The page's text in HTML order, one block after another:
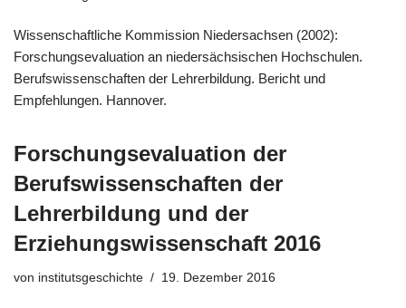
Wissenschaftliche Kommission Niedersachsen (2002):
Forschungsevaluation an niedersächsischen Hochschulen.
Berufswissenschaften der Lehrerbildung. Bericht und
Empfehlungen. Hannover.
Forschungsevaluation der
Berufswissenschaften der
Lehrerbildung und der
Erziehungswissenschaft 2016
von institutsgeschichte 19. Dezember 2016